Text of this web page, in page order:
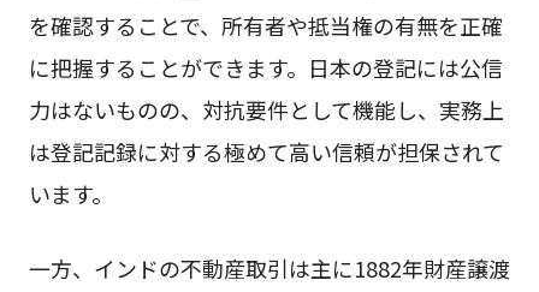
を確認することで、所有者や抵当権の有無を正確
に把握することができます。日本の登記には公信
力はないものの、対抗要件として機能し、実務上
は登記記録に対する極めて高い信頼が担保されて
います。
一方、インドの不動産取引は主に1882年財産譲渡